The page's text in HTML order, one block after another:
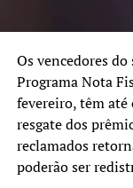
Os vencedores
Programa Nota
fevereiro, têm
resgate dos
reclamados
poderão ser